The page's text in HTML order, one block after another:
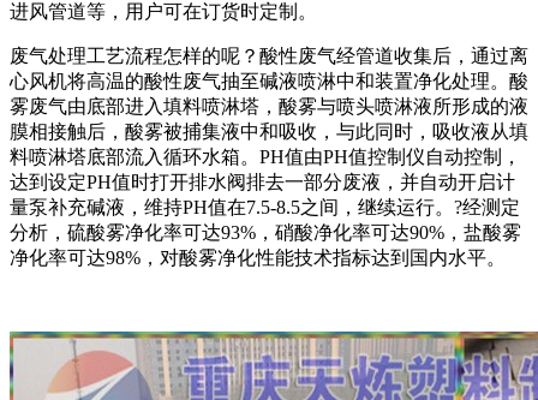
进风管道等，用户可在订货时定制。
废气处理工艺流程怎样的呢？酸性废气经管道收集后，通过离
心风机将高温的酸性废气抽至碱液喷淋中和装置净化处理。酸
雾废气由底部进入填料喷淋塔，酸雾与喷头喷淋液所形成的液
膜相接触后，酸雾被捕集液中和吸收，与此同时，吸收液从填
料喷淋塔底部流入循环水箱。PH值由PH值控制仪自动控制，
达到设定PH值时打开排水阀排去一部分废液，并自动开启计
量泵补充碱液，维持PH值在7.5-8.5之间，继续运行。?经测定
分析，硫酸雾净化率可达93%，硝酸净化率可达90%，盐酸雾
净化率可达98%，对酸雾净化性能技术指标达到国内水平。